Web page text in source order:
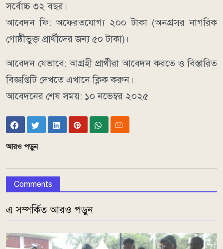
সর্বোচ্চ ৩২ বছর।
আবেদন ফি: অফেরতযোগ্য ২০০ টাকা (অনগ্রসর নাগরিক
গোষ্ঠীভুক্ত প্রার্থীদের জন্য ৫০ টাকা)।
আবেদন যেভাবে: আগ্রহী প্রার্থীরা আবেদন করতে ও বিস্তারিত
বিজ্ঞপ্তিটি দেখতে এখানে ক্লিক করুন।
আবেদনের শেষ সময়: ১০ নভেম্বর ২০২৫
আরও পড়ুন
Comments
এ সম্পর্কিত আরও পড়ুন